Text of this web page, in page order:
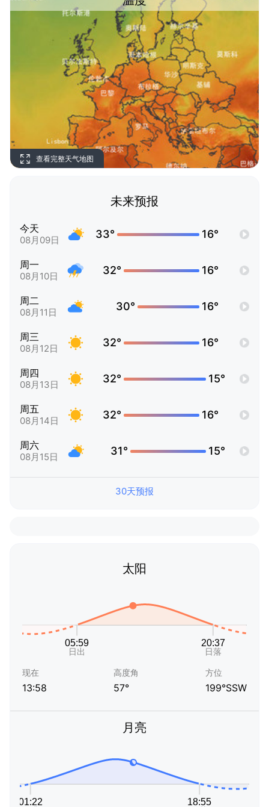
查看完整天气地图
未来预报
今天
08月09日 33° 16°
周一
08月10日 32° 16°
周二
08月11日 30° 16°
周三
08月12日 32° 16°
周四
08月13日 32° 15°
周五
08月14日 32° 16°
周六
08月15日 31° 15°
30天预报
太阳
现在
13:58
高度角
57°
方位
199°SSW
月亮